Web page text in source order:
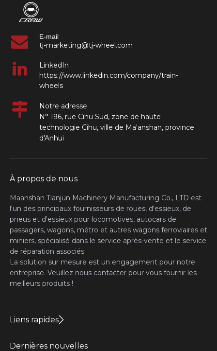
E-mail
tj-marketing@tj-wheel.com
LinkedIn
https://www.linkedin.com/company/train-
wheels
Notre adresse
N° 196, rue Cihu Sud, zone de haute
technologie Cihu, ville de Ma'anshan, province
d'Anhui
À propos de nous
Maanshan Tianjun Machinery Manufacturing Co., LTD est
l'un des principaux fournisseurs de roues, d'essieux, de
pneus et d'essieux pour locomotives, autocars de
passagers, wagons, métro et autres wagons ferroviaires et
miniers, spécialisé dans le service après-vente et le service
de réparation associés.
La solution sur mesure est un engagement pour notre
entreprise. Veuillez nous contacter pour vous fournir les
meilleurs produits !
Liens rapides
Dernières nouvelles